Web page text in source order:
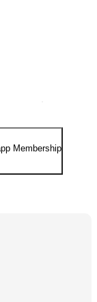
Membership